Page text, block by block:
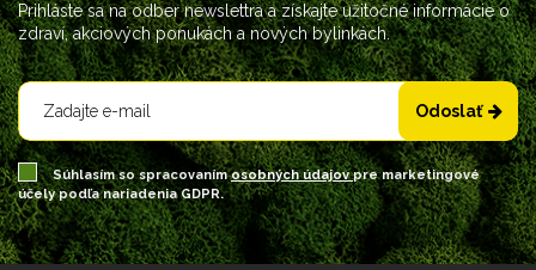
Prihláste sa na odber newslettra a získajte užitočné informácie o
zdraví, akciových ponukách a nových bylinkách.
Odoslať
Súhlasím so spracovanímosobných údajovpre marketingové
účely podľa nariadenia GDPR.